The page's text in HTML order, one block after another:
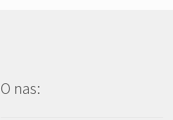
O nas: